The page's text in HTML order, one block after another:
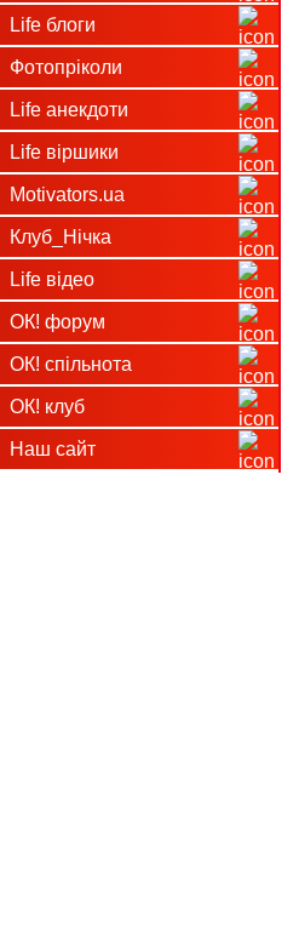
Life блоги
Фотопріколи
Life анекдоти
Life віршики
Motivators.ua
Клуб_Нічка
Life відео
ОК! форум
ОК! спільнота
ОК! клуб
Наш сайт